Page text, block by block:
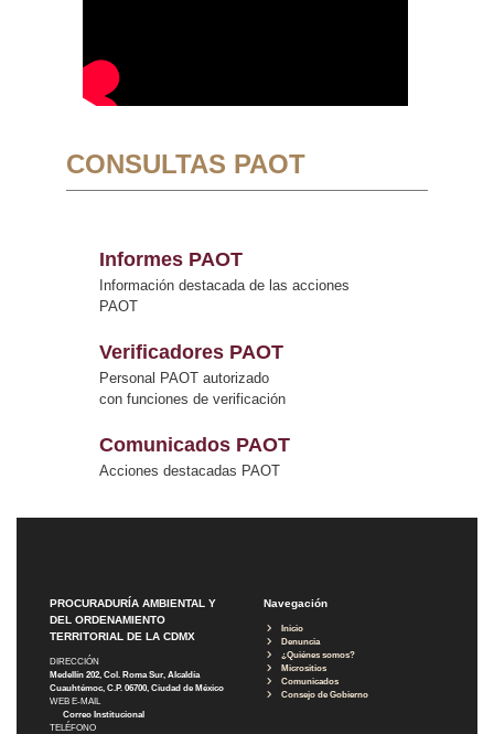
CONSULTAS PAOT
Informes PAOT
Información destacada de las acciones
PAOT
Verificadores PAOT
Personal PAOT autorizado
con funciones de verificación
Comunicados PAOT
Acciones destacadas PAOT
PROCURADURÍA AMBIENTAL Y
DEL ORDENAMIENTO
TERRITORIAL DE LA CDMX
DIRECCIÓN
Medellín 202, Col. Roma Sur, Alcaldía
Cuauhtémoc, C.P. 06700, Ciudad de México
WEB E-MAIL
Correo Institucional
TELÉFONO
Navegación
Inicio
Denuncia
¿Quiénes somos?
Micrositios
Comunicados
Consejo de Gobierno